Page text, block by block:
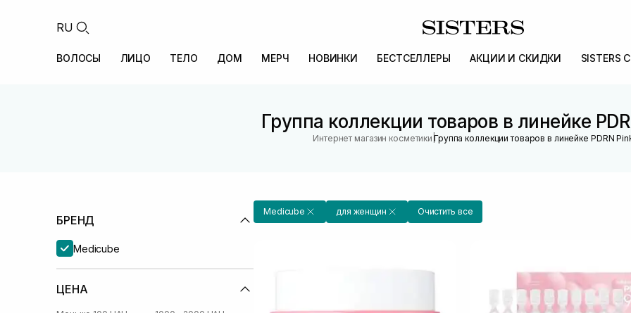
RU
ВОЛОСЫ ЛИЦО ТЕЛО ДОМ МЕРЧ НОВИНКИ БЕСТСЕЛЛЕРЫ АКЦИИ И СКИДКИ SISTERS
Группа коллекции товаров в линейке
Интернет магазин косметики |Группа коллекции товаров в линейке PDRN
БРЕНД
Medicube
ЦЕНА
Medicube для женщин Очистить все